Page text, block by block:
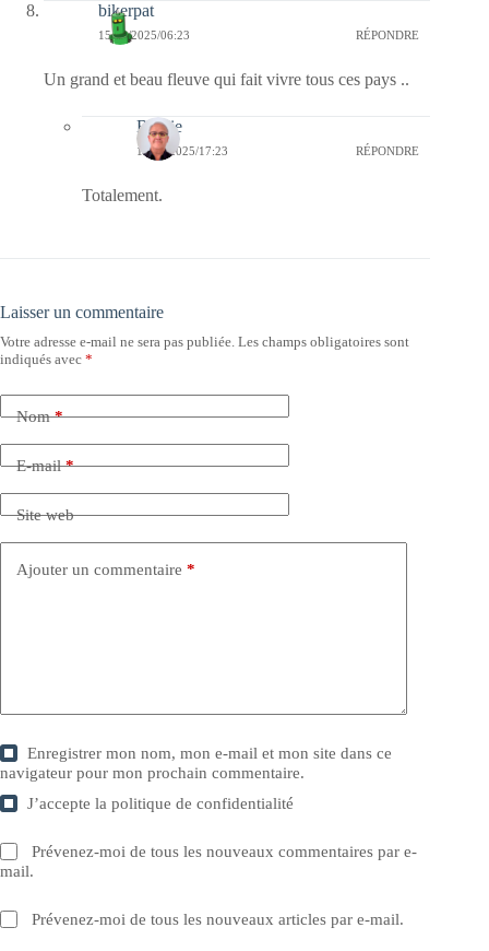
bikerpat
15/09/2025/06:23 RÉPONDRE
Un grand et beau fleuve qui fait vivre tous ces pays ..
Bernie
17/09/2025/17:23 RÉPONDRE
Totalement.
Laisser un commentaire
Votre adresse e-mail ne sera pas publiée. Les champs obligatoires sont
indiqués avec *
Nom*
E-mail*
Site web
Ajouter un commentaire *
Enregistrer mon nom, mon e-mail et mon site dans ce
navigateur pour mon prochain commentaire.
J’accepte lapolitique de confidentialité
Prévenez-moi de tous les nouveaux commentaires par e-
mail.
Prévenez-moi de tous les nouveaux articles par e-mail.